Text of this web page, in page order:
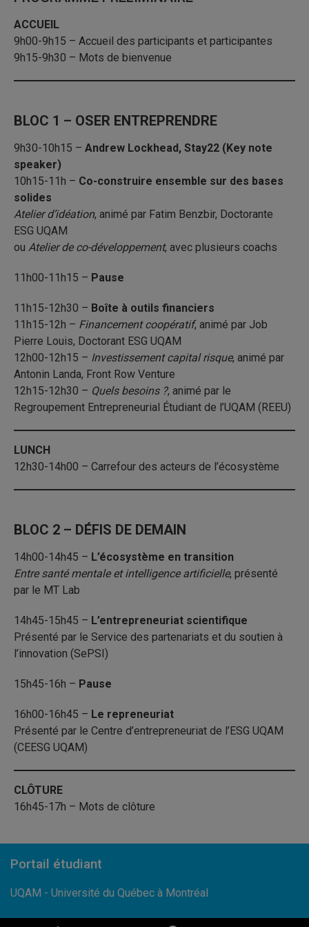
ACCUEIL
9h00-9h15 – Accueil des participants et participantes
9h15-9h30 – Mots de bienvenue
BLOC 1 – OSER ENTREPRENDRE
9h30-10h15 – Andrew Lockhead, Stay22 (Key note
speaker)
10h15-11h – Co-construire ensemble sur des bases
solides
Atelier d’idéation, animé par Fatim Benzbir, Doctorante
ESG UQAM
ou Atelier de co-développement, avec plusieurs coachs
11h00-11h15 – Pause
11h15-12h30 – Boîte à outils financiers
11h15-12h – Financement coopératif, animé par Job
Pierre Louis, Doctorant ESG UQAM
12h00-12h15 – Investissement capital risque, animé par
Antonin Landa, Front Row Venture
12h15-12h30 – Quels besoins ?, animé par le
Regroupement Entrepreneurial Étudiant de l’UQAM (REEU)
LUNCH
12h30-14h00 – Carrefour des acteurs de l’écosystème
BLOC 2 – DÉFIS DE DEMAIN
14h00-14h45 – L’écosystème en transition
Entre santé mentale et intelligence artificielle, présenté
par le MT Lab
14h45-15h45 – L’entrepreneuriat scientifique
Présenté par le Service des partenariats et du soutien à
l’innovation (SePSI)
15h45-16h – Pause
16h00-16h45 – Le repreneuriat
Présenté par le Centre d’entrepreneuriat de l’ESG UQAM
(CEESG UQAM)
CLÔTURE
16h45-17h – Mots de clôture
UQAM - Université du Québec à Montréal
Portail étudiant